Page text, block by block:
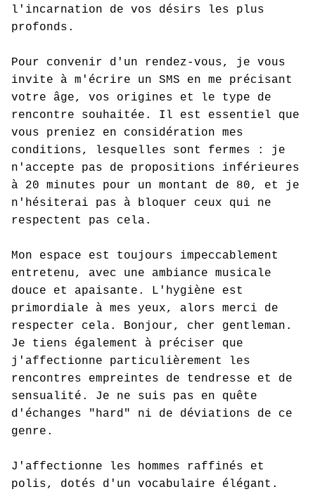
l'incarnation de vos désirs les plus
profonds.
Pour convenir d'un rendez-vous, je vous
invite à m'écrire un SMS en me précisant
votre âge, vos origines et le type de
rencontre souhaitée. Il est essentiel que
vous preniez en considération mes
conditions, lesquelles sont fermes : je
n'accepte pas de propositions inférieures
à 20 minutes pour un montant de 80, et je
n'hésiterai pas à bloquer ceux qui ne
respectent pas cela.
Mon espace est toujours impeccablement
entretenu, avec une ambiance musicale
douce et apaisante. L'hygiène est
primordiale à mes yeux, alors merci de
respecter cela. Bonjour, cher gentleman.
Je tiens également à préciser que
j'affectionne particulièrement les
rencontres empreintes de tendresse et de
sensualité. Je ne suis pas en quête
d'échanges "hard" ni de déviations de ce
genre.
J'affectionne les hommes raffinés et
polis, dotés d'un vocabulaire élégant.